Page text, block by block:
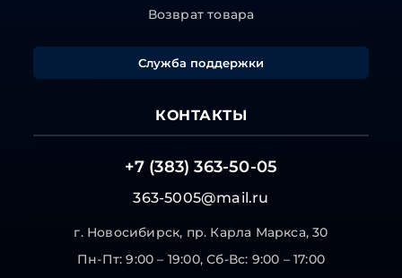
Возврат товара
Служба поддержки
КОНТАКТЫ
+7 (383) 363-50-05
363-5005@mail.ru
г. Новосибирск, пр. Карла Маркса, 30
Пн-Пт: 9:00 – 19:00, Сб-Вс: 9:00 – 17:00